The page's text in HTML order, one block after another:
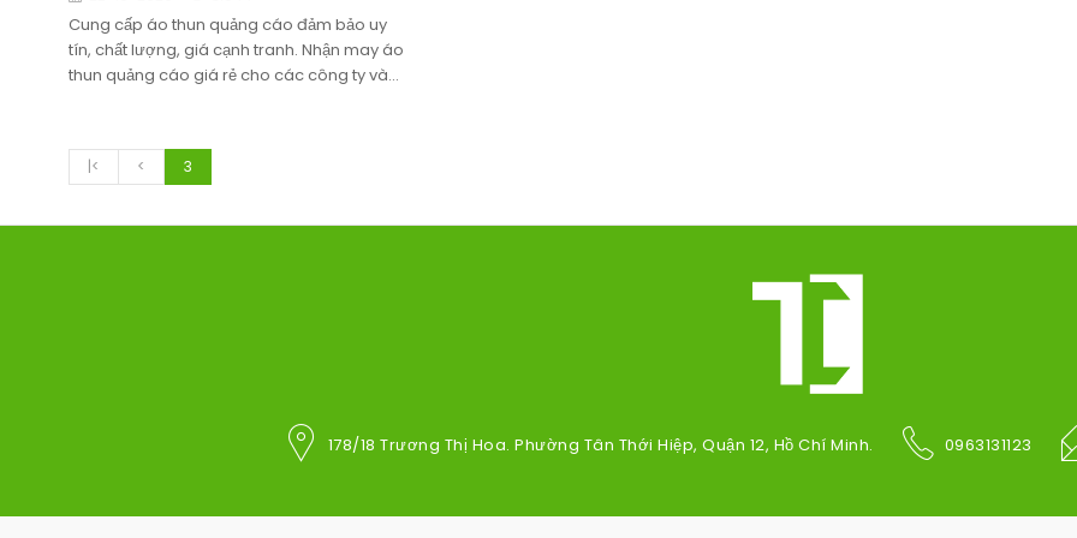
Cung cấp áo thun quảng cáo đảm bảo uy
tín, chất lượng, giá cạnh tranh. Nhận may áo
thun quảng cáo giá rẻ cho các công ty và
|< < 3
178/18 Trương Thị Hoa. Phường Tân Thới Hiệp, Quận 12, Hồ Chí Minh. 0963131123